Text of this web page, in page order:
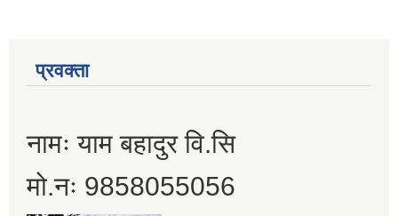
प्रवक्ता
नामः याम बहादुर वि.सि
मो.नः 9858055056